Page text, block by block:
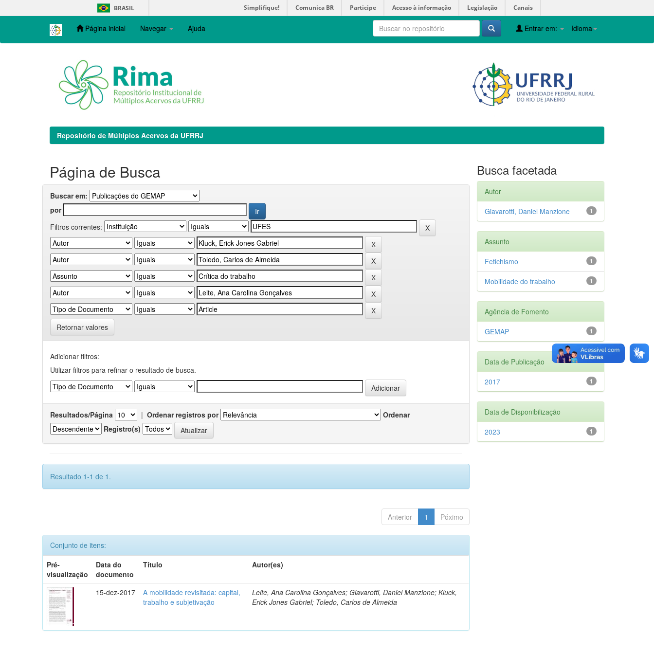
navigation
BRASIL Simplifique! Comunica BR Participe Acesso à informação Legislação Canais
Página inicial Navegar Ajuda Idioma
Entrar em:
Repositório de Múltiplos Acervos da UFRRJ
Página de Busca
Buscar em:
por
Filtros correntes:
Retornar valores
Adicionar filtros:
Utilizar filtros para refinar o resultado de busca.
Resultados/Página | Ordenar registros por
Ordenar
Registro(s)
Resultado 1-1 de 1.
Anterior 1 Póximo
Conjunto de itens:
Pré-
visualização
Data do
documento
Título Autor(es)
15-dez-2017
A mobilidade revisitada: capital,
trabalho e subjetivação
Leite, Ana Carolina Gonçalves; Giavarotti, Daniel Manzione; Kluck,
Erick Jones Gabriel; Toledo, Carlos de Almeida
Busca facetada
Autor
1
Giavarotti, Daniel Manzione
Assunto
1
Fetichismo
1
Mobilidade do trabalho
Agência de Fomento
1
GEMAP
Data de Publicação
1
2017
Data de Disponibilização
1
2023